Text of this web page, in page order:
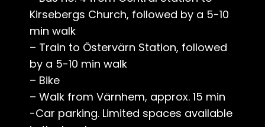
Kirsebergs Church, followed by a 5-10
min walk
– Train to Östervärn Station, followed
by a 5-10 min walk
– Bike
– Walk from Värnhem, approx. 15 min
-Car parking. Limited spaces available